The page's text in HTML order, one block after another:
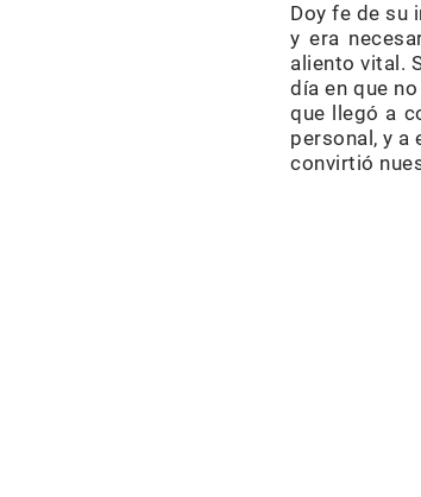
Doy fe de su
y era
aliento vital.
día en que
que llegó a
personal, y a
convirtió